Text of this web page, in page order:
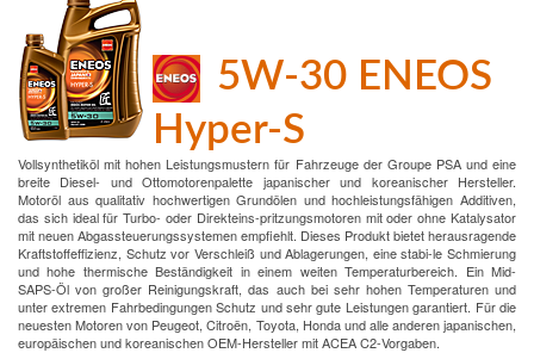
5W-30 ENEOS
Hyper-S
Vollsynthetiköl mit hohen Leistungsmustern für Fahrzeuge der Groupe PSA und eine
breite Diesel- und Ottomotorenpalette japanischer und koreanischer Hersteller.
Motoröl aus qualitativ hochwertigen Grundölen und hochleistungsfähigen Additiven,
das sich ideal für Turbo- oder Direkteins-pritzungsmotoren mit oder ohne Katalysator
mit neuen Abgassteuerungssystemen empfiehlt. Dieses Produkt bietet herausragende
Kraftstoffeffizienz, Schutz vor Verschleiß und Ablagerungen, eine stabi-le Schmierung
und hohe thermische Beständigkeit in einem weiten Temperaturbereich. Ein Mid-
SAPS-Öl von großer Reinigungskraft, das auch bei sehr hohen Temperaturen und
unter extremen Fahrbedingungen Schutz und sehr gute Leistungen garantiert. Für die
neuesten Motoren von Peugeot, Citroën, Toyota, Honda und alle anderen japanischen,
europäischen und koreanischen OEM-Hersteller mit ACEA C2-Vorgaben.